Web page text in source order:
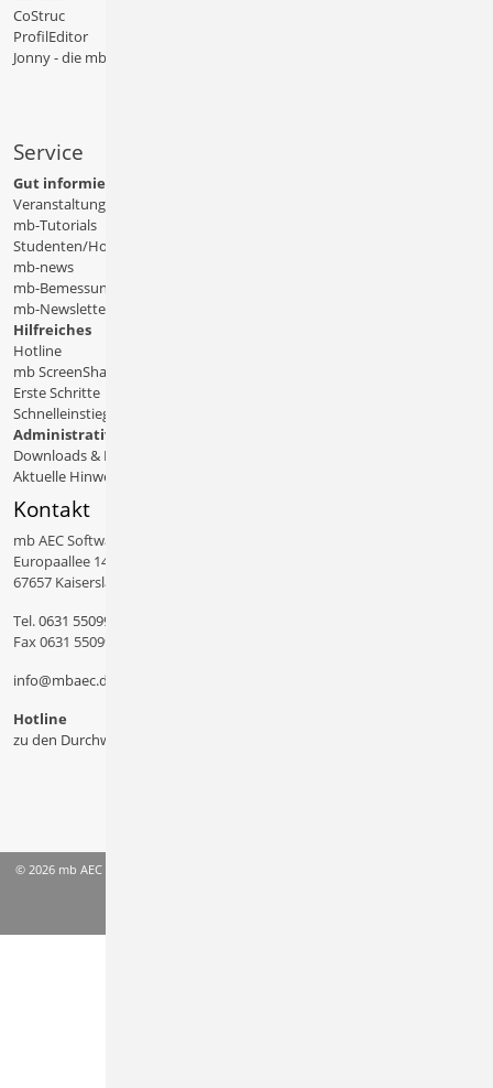
CoStruc
ProfilEditor
Jonny - die mb-App
Service
Gut informiert
Veranstaltungen
mb-Tutorials
Studenten/Hochschule
mb-news
mb-Bemessungstafeln
mb-Newsletter
Hilfreiches
Hotline
mb ScreenShare
Erste Schritte
Schnelleinstiege & Doku
Administratives
Downloads & Patches
Aktuelle Hinweise
Kontakt
mb AEC Software GmbH
Europaallee 14
67657 Kaiserslautern
Tel.0631 550999 11
Fax 0631 550999 20
info@mbaec.de
Hotline
zu den Durchwahlen
© 2026 mb AEC Software GmbH